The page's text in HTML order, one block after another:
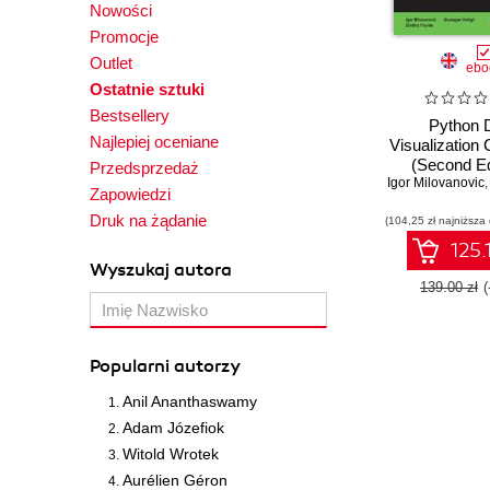
Nowości
Promocje
Outlet
Ostatnie sztuki
Bestsellery
Najlepiej oceniane
Przedsprzedaż
Zapowiedzi
Druk na żądanie
Wyszukaj autora
Popularni autorzy
Anil Ananthaswamy
Adam Józefiok
Witold Wrotek
Aurélien Géron
Python
Visualization
(Second
Visualize
Igor Milovanovic,
(104,25 zł
139.00 zł